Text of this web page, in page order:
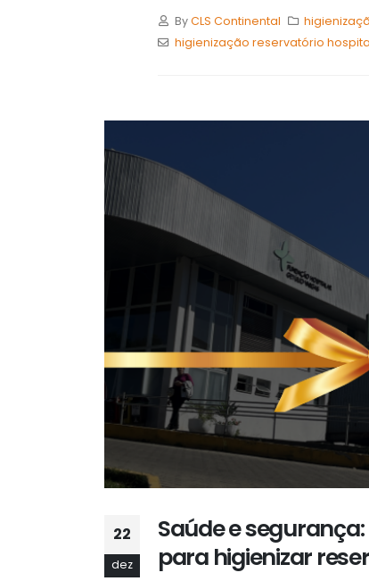
ByCLS Continental
higienização reservatório
22
dez
Saúde e
para higienizar